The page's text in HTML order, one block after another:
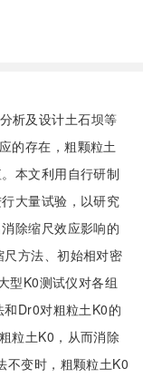
析及设计土石坝等
的存在，粗颗粒土
本文利用自行研制
大量试验，以研究
除缩尺效应影响的
方法、初始相对密
型K0测试仪对各组
Dr0对粗粒土K0的
粒土K0，从而消除
不变时，粗颗粒土K0